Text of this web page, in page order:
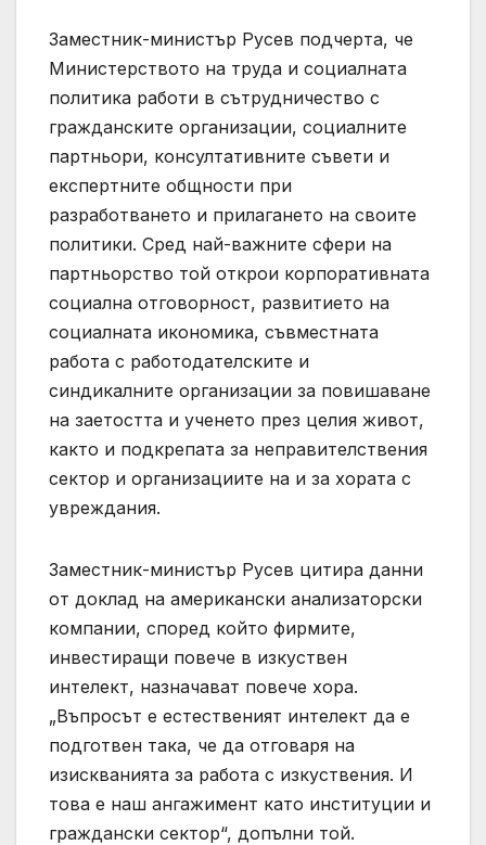
Заместник-министър Русев подчерта, че
Министерството на труда и социалната
политика работи в сътрудничество с
гражданските организации, социалните
партньори, консултативните съвети и
експертните общности при
разработването и прилагането на своите
политики. Сред най-важните сфери на
партньорство той открои корпоративната
социална отговорност, развитието на
социалната икономика, съвместната
работа с работодателските и
синдикалните организации за повишаване
на заетостта и ученето през целия живот,
както и подкрепата за неправителствения
сектор и организациите на и за хората с
увреждания.
Заместник-министър Русев цитира данни
от доклад на американски анализаторски
компании, според който фирмите,
инвестиращи повече в изкуствен
интелект, назначават повече хора.
„Въпросът е естественият интелект да е
подготвен така, че да отговаря на
изискванията за работа с изкуствения. И
това е наш ангажимент като институции и
граждански сектор“, допълни той.